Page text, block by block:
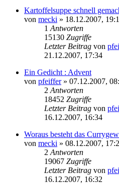
Kartoffelsuppe schnell
von mecki » 18.12.2007,
1 Antworten
15130 Zugriffe
Letzter Beitrag von
21.12.2007, 17:34
Ein Gedicht : Advent
von pfeiffer» 07.12.2007,
2 Antworten
18452 Zugriffe
Letzter Beitrag von
16.12.2007, 16:34
Woraus besteht das
von mecki » 08.12.2007,
2 Antworten
19067 Zugriffe
Letzter Beitrag von
16.12.2007, 16:32